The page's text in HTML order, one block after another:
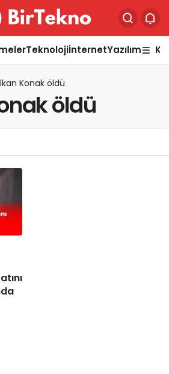
TeknolojiİnternetYazılım
Konak öldü
öldü